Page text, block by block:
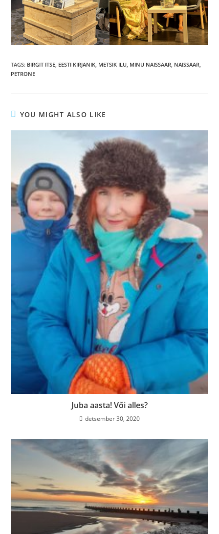
TAGS: BIRGIT ITSE, EESTI KIRJANIK, METSIK ILU, MINU NAISSAAR, NAISSAAR,
PETRONE
YOU MIGHT ALSO LIKE
Juba aasta! Või alles?
detsember 30, 2020